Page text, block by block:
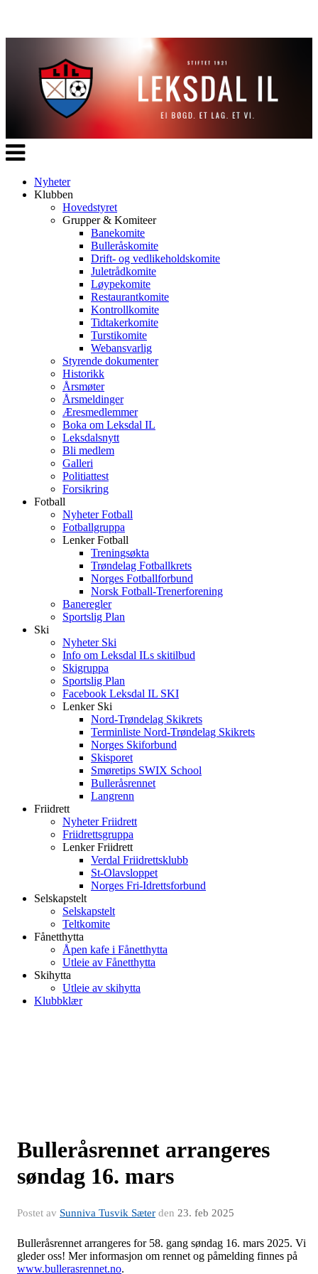
Veksle
navigasjon
Nyheter
Klubben
Hovedstyret
Grupper & Komiteer
Banekomite
Bulleråskomite
Drift- og vedlikeholdskomite
Juletrådkomite
Løypekomite
Restaurantkomite
Kontrollkomite
Tidtakerkomite
Turstikomite
Webansvarlig
Styrende dokumenter
Historikk
Årsmøter
Årsmeldinger
Æresmedlemmer
Boka om Leksdal IL
Leksdalsnytt
Bli medlem
Galleri
Politiattest
Forsikring
Fotball
Nyheter Fotball
Fotballgruppa
Lenker Fotball
Treningsøkta
Trøndelag Fotballkrets
Norges Fotballforbund
Norsk Fotball-Trenerforening
Baneregler
Sportslig Plan
Ski
Nyheter Ski
Info om Leksdal ILs skitilbud
Skigruppa
Sportslig Plan
Facebook Leksdal IL SKI
Lenker Ski
Nord-Trøndelag Skikrets
Terminliste Nord-Trøndelag Skikrets
Norges Skiforbund
Skisporet
Smøretips SWIX School
Bulleråsrennet
Langrenn
Friidrett
Nyheter Friidrett
Friidrettsgruppa
Lenker Friidrett
Verdal Friidrettsklubb
St-Olavsloppet
Norges Fri-Idrettsforbund
Selskapstelt
Selskapstelt
Teltkomite
Fånetthytta
Åpen kafe i Fånetthytta
Utleie av Fånetthytta
Skihytta
Utleie av skihytta
Klubbklær
Bulleråsrennet arrangeres
søndag 16. mars
Postet av Sunniva Tusvik Sæter den 23. feb 2025
Bulleråsrennet arrangeres for 58. gang søndag 16. mars 2025. Vi
gleder oss! Mer informasjon om rennet og påmelding finnes på
www.bullerasrennet.no.